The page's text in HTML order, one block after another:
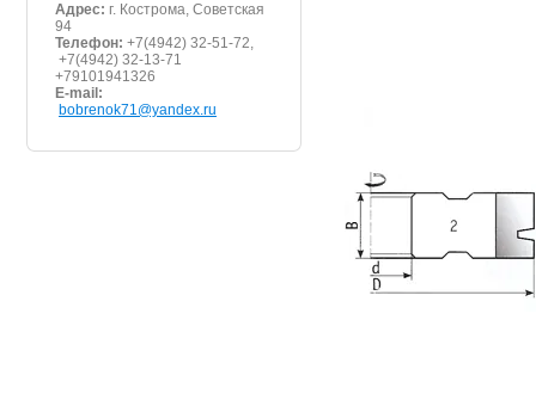
Адрес: г. Кострома, Советская
94
Телефон: +7(4942) 32-51-72,
+7(4942) 32-13-71
+79101941326
E-mail:
bobrenok71@yandex.ru